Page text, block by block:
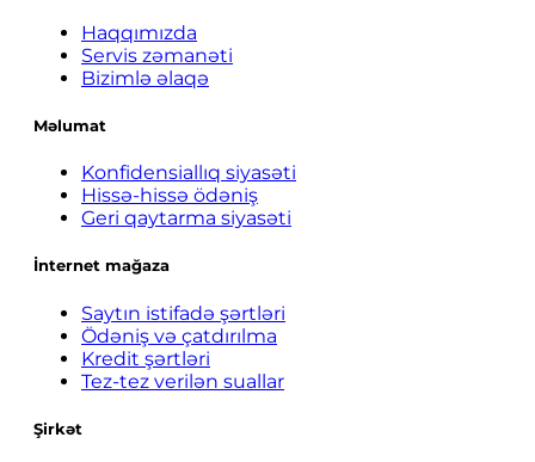
Haqqımızda
Servis zəmanəti
Bizimlə əlaqə
Məlumat
Konfidensiallıq siyasəti
Hissə-hissə ödəniş
Geri qaytarma siyasəti
İnternet mağaza
Saytın istifadə şərtləri
Ödəniş və çatdırılma
Kredit şərtləri
Tez-tez verilən suallar
Şirkət